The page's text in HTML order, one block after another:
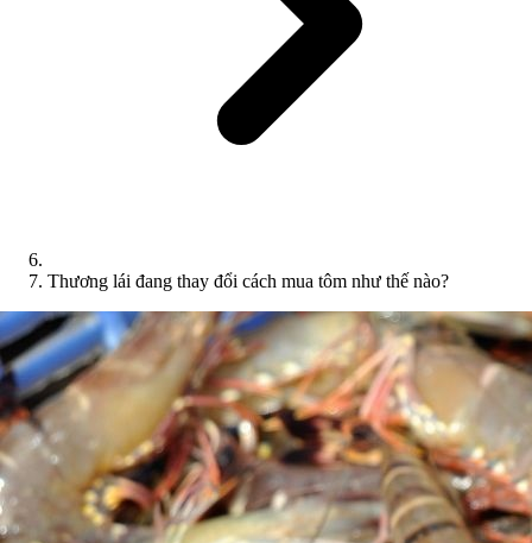
Thương lái đang thay đổi cách mua tôm như thế nào?